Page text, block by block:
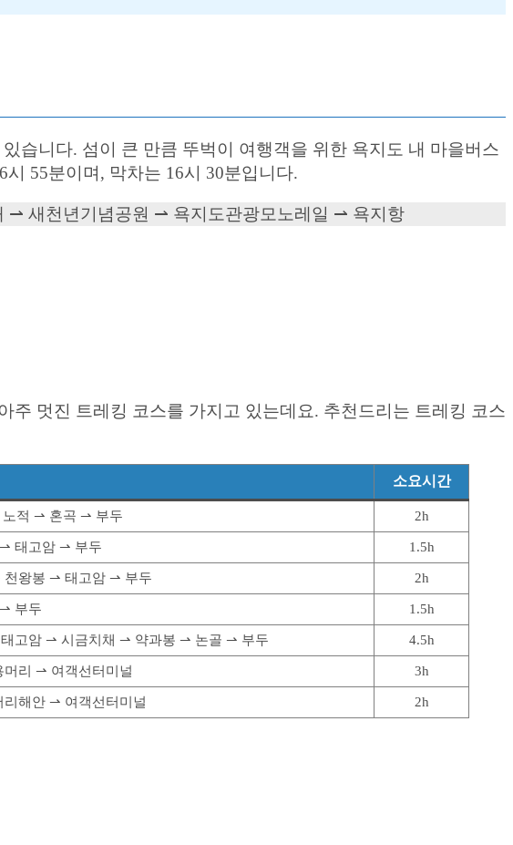
습니다. 섬이 큰 만큼 뚜벅이 여행객을 위한 욕지도 내 마을버스
55분이며, 막차는 16시 30분입니다.
⇀ 새천년기념공원 ⇀ 욕지도관광모노레일 ⇀ 욕지항
멋진 트레킹 코스를 가지고 있는데요. 추천드리는 트레킹 코스
소요시간
적 ⇀ 혼곡 ⇀ 부두 2h
태고암 ⇀ 부두 1.5h
왕봉 ⇀ 태고암 ⇀ 부두 2h
부두 1.5h
고암 ⇀ 시금치채 ⇀ 약과봉 ⇀ 논골 ⇀ 부두 4.5h
리 ⇀ 여객선터미널 3h
해안 ⇀ 여객선터미널 2h